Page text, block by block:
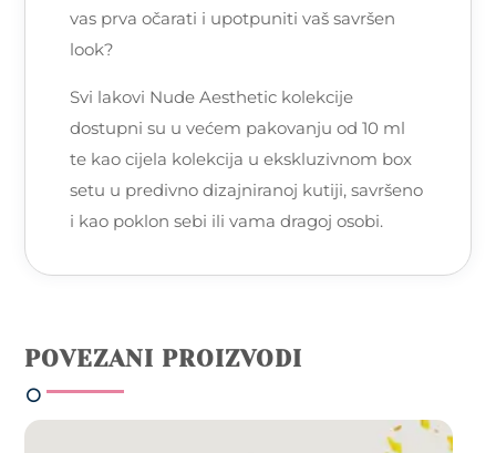
vas prva očarati i upotpuniti vaš savršen
look?
Svi lakovi Nude Aesthetic kolekcije
dostupni su u većem pakovanju od 10 ml
te kao cijela kolekcija u ekskluzivnom box
setu u predivno dizajniranoj kutiji, savršeno
i kao poklon sebi ili vama dragoj osobi.
POVEZANI PROIZVODI